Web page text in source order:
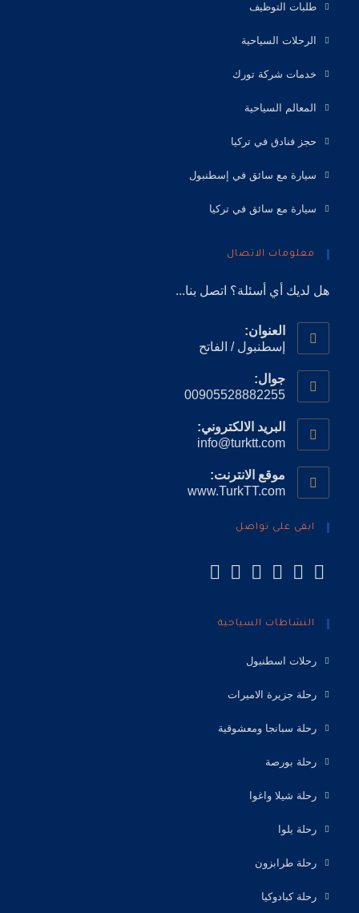
طلبات التوظيف
الرحلات السياحية
خدمات شركة تورك
المعالم السياحية
حجز فنادق في تركيا
سيارة مع سائق في إسطنبول
سيارة مع سائق في تركيا
معلومات الاتصال
هل لديك أي أسئلة؟ اتصل بنا...
العنوان:
إسطنبول / الفاتح
جوال:
00905528882255
البريد الالكتروني:
info@turktt.com
موقع الانترنت:
www.TurkTT.com
ابقى على تواصل
النشاطات السياحية
رحلات اسطنبول
رحلة جزيرة الاميرات
رحلة سبانجا ومعشوقية
رحلة بورصة
رحلة شيلا واغوا
رحلة يلوا
رحلة طرابزون
رحلة كبادوكيا